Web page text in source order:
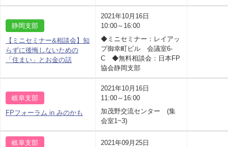
静岡支部
【ミニセミナー&相談会】知
らずに後悔しないための
「住まい」とお金の話
2021年10月16日
10:00～16:00
◆ミニセミナー：レイアッ
プ御幸町ビル 会議室6-
C ◆無料相談会：日本FP
協会静岡支部
岐阜支部
FPフォーラム in みのかも
2021年10月16日
11:00～16:00
加茂野交流センター (集
会室1~3)
岐阜支部
2021年09月25日